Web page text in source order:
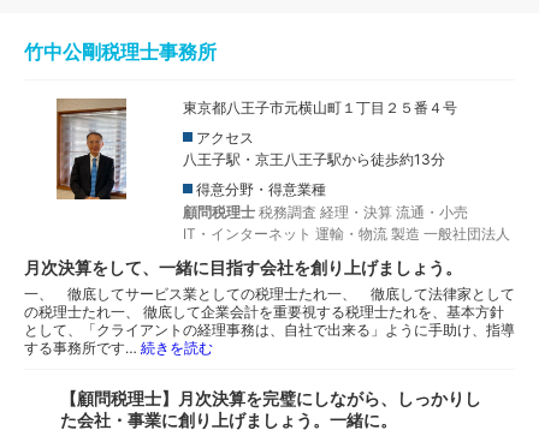
竹中公剛税理士事務所
東京都八王子市元横山町１丁目２５番４号
アクセス
八王子駅・京王八王子駅から徒歩約13分
得意分野・得意業種
顧問税理士 税務調査 経理・決算 流通・小売
IT・インターネット 運輸・物流 製造 一般社団法人
月次決算をして、一緒に目指す会社を創り上げましょう。
一、 徹底してサービス業としての税理士たれ一、 徹底して法律家として
の税理士たれ一、 徹底して企業会計を重要視する税理士たれを、基本方針
として、「クライアントの経理事務は、自社で出来る」ように手助け、指導
する事務所です… 続きを読む
【顧問税理士】月次決算を完璧にしながら、しっかりし
た会社・事業に創り上げましょう。一緒に。